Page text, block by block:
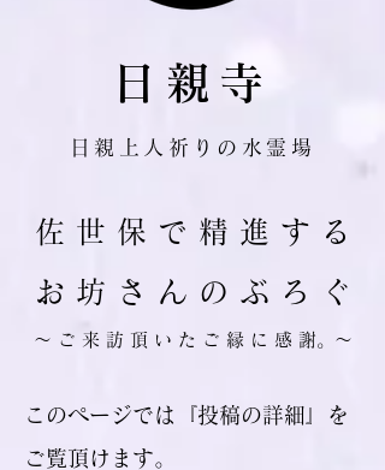
日親寺
日親上人祈りの水霊場
佐 世 保 で 精 進 す る
お 坊 さ ん の ぶ ろ ぐ
​～ ご 来 訪 頂 い た ご 縁 に 感 謝。～
このページでは『投稿の詳細』を
ご覧頂けます。